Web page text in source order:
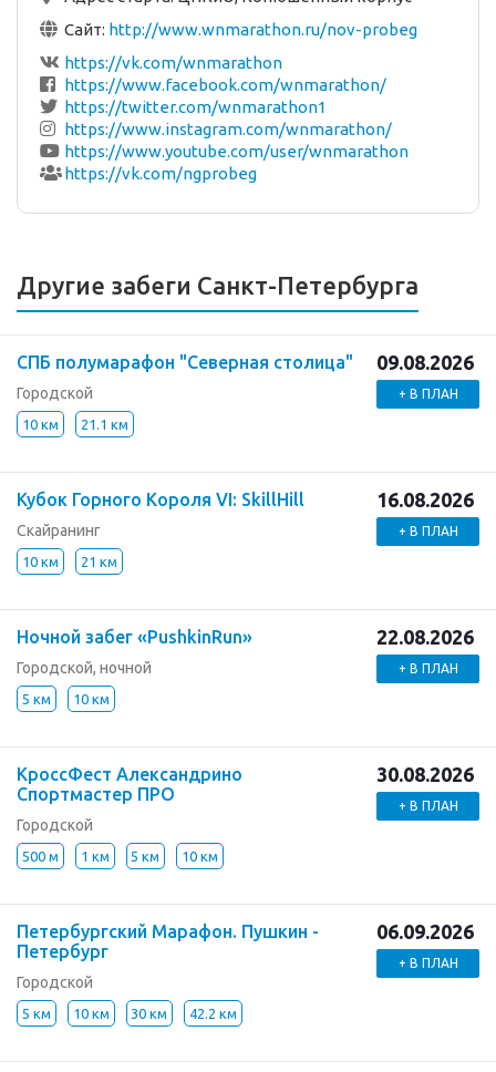
Сайт: http://www.wnmarathon.ru/nov-probeg
https://vk.com/wnmarathon
https://www.facebook.com/wnmarathon/
https://twitter.com/wnmarathon1
https://www.instagram.com/wnmarathon/
https://www.youtube.com/user/wnmarathon
https://vk.com/ngprobeg
Другие забеги Санкт-Петербурга
СПБ полумарафон "Северная столица"
Городской
10 км 21.1 км
09.08.2026
+ В ПЛАН
Кубок Горного Короля VI: SkillHill
Скайранинг
10 км 21 км
16.08.2026
+ В ПЛАН
Ночной забег «PushkinRun»
Городской, ночной
5 км 10 км
22.08.2026
+ В ПЛАН
КроссФест Александрино
Спортмастер ПРО
Городской
500 м 1 км 5 км 10 км
30.08.2026
+ В ПЛАН
Петербургский Марафон. Пушкин -
Петербург
Городской
5 км 10 км 30 км 42.2 км
06.09.2026
+ В ПЛАН